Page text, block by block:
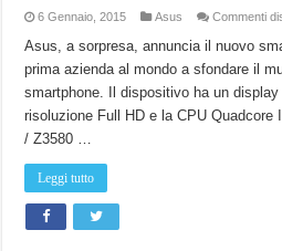
6 Gennaio, 2015 Asus Commenti
Asus, a sorpresa, annuncia il nuovo
prima azienda al mondo a sfondare il
smartphone. Il dispositivo ha un
risoluzione Full HD e la CPU Quadcore
/ Z3580 …
Leggi tutto